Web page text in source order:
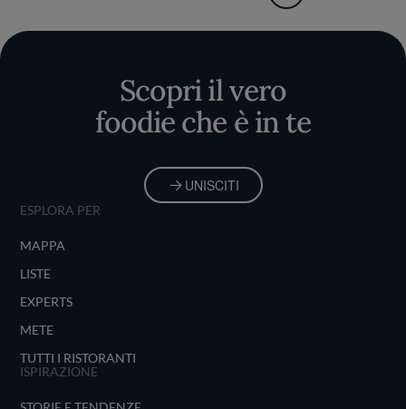
Scopri il vero
foodie che è in te
UNISCITI
ESPLORA PER
MAPPA
LISTE
EXPERTS
METE
TUTTI I RISTORANTI
ISPIRAZIONE